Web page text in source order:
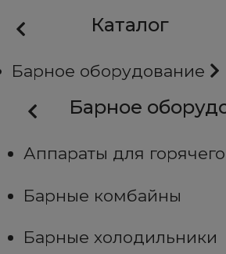
Каталог
Барное оборудование
Барное
Аппараты для
Барные комбайны
Барные холодильники